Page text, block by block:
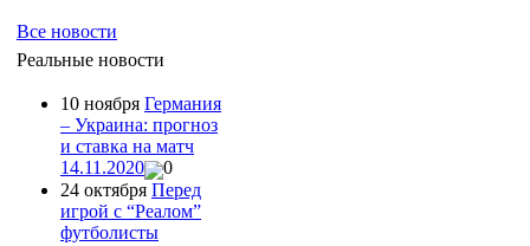
Все новости
Реальные новости
10 ноября Германия
– Украина: прогноз
и ставка на матч
14.11.2020
0
24 октября Перед
игрой с “Реалом”
футболисты